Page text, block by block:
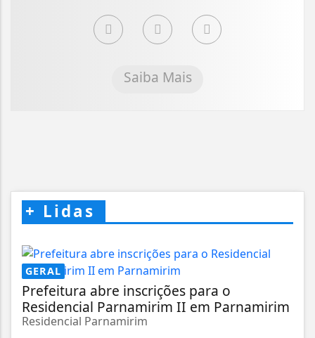
Saiba Mais
+ Lidas
GERAL
Prefeitura abre inscrições para o
Residencial Parnamirim II em Parnamirim
Residencial Parnamirim